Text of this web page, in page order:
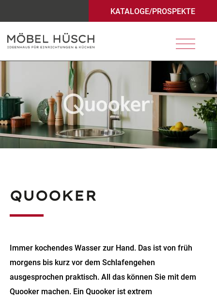
KATALOGE/PROSPEKTE
SALE%
ESSZIMMER
BÜROMÖBEL
QUOOKER
Immer kochendes Wasser zur Hand. Das ist von früh
morgens bis kurz vor dem Schlafengehen
ausgesprochen praktisch. All das können Sie mit dem
Quooker machen. Ein Quooker ist extrem